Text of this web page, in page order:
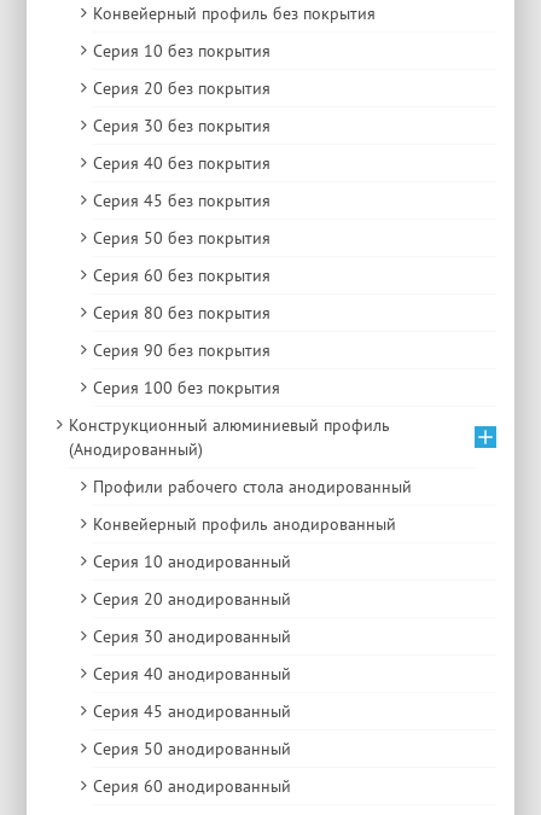
Конвейерный профиль без покрытия
Серия 10 без покрытия
Серия 20 без покрытия
Серия 30 без покрытия
Серия 40 без покрытия
Серия 45 без покрытия
Серия 50 без покрытия
Серия 60 без покрытия
Серия 80 без покрытия
Серия 90 без покрытия
Серия 100 без покрытия
Конструкционный алюминиевый профиль
(Анодированный)
Профили рабочего стола анодированный
Конвейерный профиль анодированный
Серия 10 анодированный
Серия 20 анодированный
Серия 30 анодированный
Серия 40 анодированный
Серия 45 анодированный
Серия 50 анодированный
Серия 60 анодированный